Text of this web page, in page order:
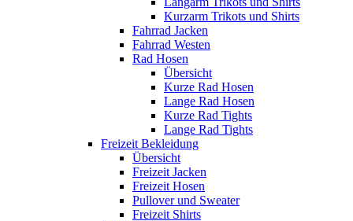
Kurzarm Trikots und Shirts
Fahrrad Jacken
Fahrrad Westen
Rad Hosen
Übersicht
Kurze Rad Hosen
Lange Rad Hosen
Kurze Rad Tights
Lange Rad Tights
Freizeit Bekleidung
Übersicht
Freizeit Jacken
Freizeit Hosen
Pullover und Sweater
Freizeit Shirts